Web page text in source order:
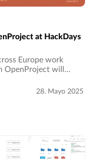
at HackDays
Europe work
OpenProject will
June 2–4…28. Mayo 2025